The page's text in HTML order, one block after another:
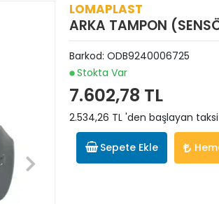
LOMAPLAST
ARKA TAMPON
Barkod: ODB9240006725
Stokta Var
7.602,78 TL
2.534,26 TL 'den başlayan
Sepete Ekle